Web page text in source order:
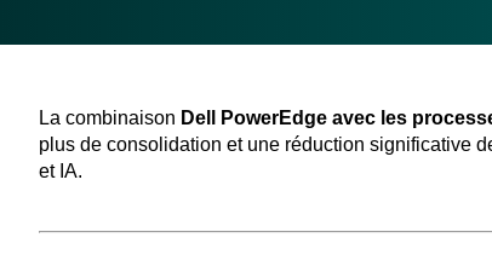
La combinaison Dell PowerEdge avec les
plus de consolidation et une réduction significative
et IA.